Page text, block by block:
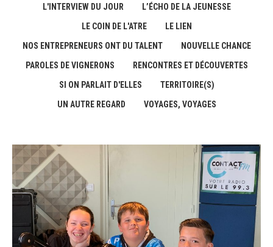
L'INTERVIEW DU JOUR
L’ÉCHO DE LA JEUNESSE
LE COIN DE L'ATRE
LE LIEN
NOS ENTREPRENEURS ONT DU TALENT
NOUVELLE CHANCE
PAROLES DE VIGNERONS
RENCONTRES ET DÉCOUVERTES
SI ON PARLAIT D'ELLES
TERRITOIRE(S)
UN AUTRE REGARD
VOYAGES, VOYAGES